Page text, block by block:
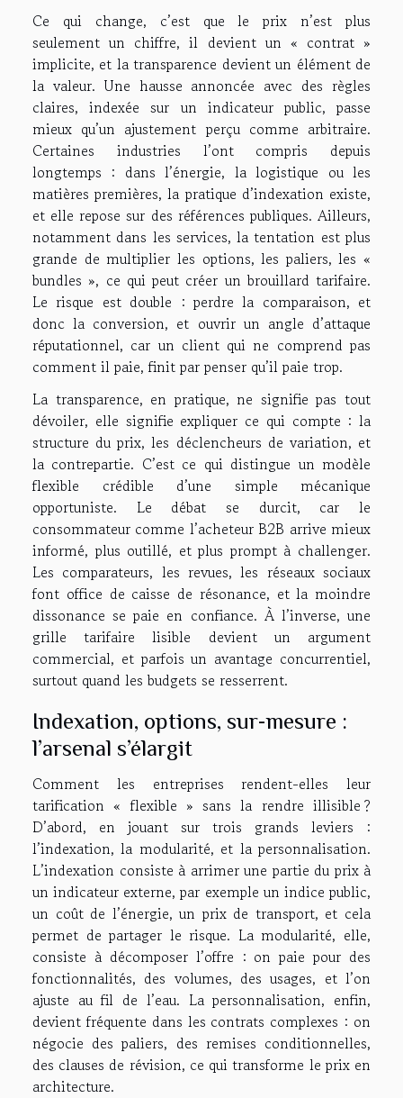
Ce qui change, c’est que le prix n’est plus
seulement un chiffre, il devient un « contrat »
implicite, et la transparence devient un élément de
la valeur. Une hausse annoncée avec des règles
claires, indexée sur un indicateur public, passe
mieux qu’un ajustement perçu comme arbitraire.
Certaines industries l’ont compris depuis
longtemps : dans l’énergie, la logistique ou les
matières premières, la pratique d’indexation existe,
et elle repose sur des références publiques. Ailleurs,
notamment dans les services, la tentation est plus
grande de multiplier les options, les paliers, les «
bundles », ce qui peut créer un brouillard tarifaire.
Le risque est double : perdre la comparaison, et
donc la conversion, et ouvrir un angle d’attaque
réputationnel, car un client qui ne comprend pas
comment il paie, finit par penser qu’il paie trop.
La transparence, en pratique, ne signifie pas tout
dévoiler, elle signifie expliquer ce qui compte : la
structure du prix, les déclencheurs de variation, et
la contrepartie. C’est ce qui distingue un modèle
flexible crédible d’une simple mécanique
opportuniste. Le débat se durcit, car le
consommateur comme l’acheteur B2B arrive mieux
informé, plus outillé, et plus prompt à challenger.
Les comparateurs, les revues, les réseaux sociaux
font office de caisse de résonance, et la moindre
dissonance se paie en confiance. À l’inverse, une
grille tarifaire lisible devient un argument
commercial, et parfois un avantage concurrentiel,
surtout quand les budgets se resserrent.
Indexation, options, sur-mesure :
l’arsenal s’élargit
Comment les entreprises rendent-elles leur
tarification « flexible » sans la rendre illisible ?
D’abord, en jouant sur trois grands leviers :
l’indexation, la modularité, et la personnalisation.
L’indexation consiste à arrimer une partie du prix à
un indicateur externe, par exemple un indice public,
un coût de l’énergie, un prix de transport, et cela
permet de partager le risque. La modularité, elle,
consiste à décomposer l’offre : on paie pour des
fonctionnalités, des volumes, des usages, et l’on
ajuste au fil de l’eau. La personnalisation, enfin,
devient fréquente dans les contrats complexes : on
négocie des paliers, des remises conditionnelles,
des clauses de révision, ce qui transforme le prix en
architecture.